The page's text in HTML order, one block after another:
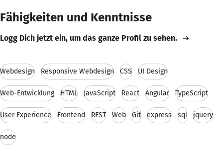
Fähigkeiten und Kenntnisse
Logg Dich jetzt ein, um das ganze Profil zu sehen.
Webdesign Responsive Webdesign CSS UI Design
Web-Entwicklung HTML JavaScript React Angular TypeScript
User Experience Frontend REST Web Git express sql jquery
node